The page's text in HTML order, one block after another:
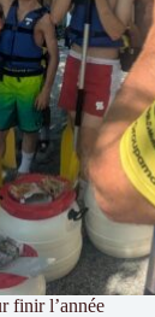
finir l’année